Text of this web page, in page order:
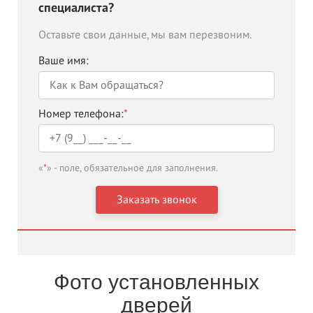
специалиста?
Оставьте свои данные, мы вам перезвоним.
Ваше имя:
Номер телефона:*
«*» - поле, обязательное для заполнения.
Фото установленных
дверей